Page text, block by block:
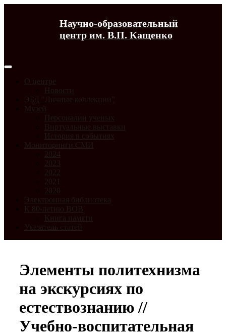
Научно-образовательный
центр им. В.П. Кащенко
О центре
Новости
ЭБД "Личные коллекции"
Музей
Персоналии ученых
Виртуальные выставки
История в событиях
Мониторинги СМИ
2024
2023
2022
2021
2020
Электронная библиотека
К 80-летию ВОВ
Книга памяти
Указатель статей
Элементы политехнизма
на экскурсиях по
естествознанию //
Учебно-воспитательная